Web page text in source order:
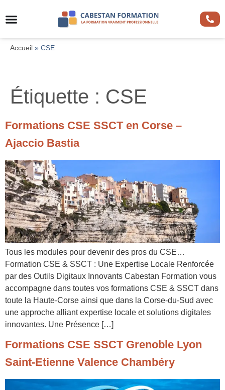
Accueil » CSE
Étiquette : CSE
Formations CSE SSCT en Corse –
Ajaccio Bastia
Tous les modules pour devenir des pros du CSE…
Formation CSE & SSCT : Une Expertise Locale Renforcée
par des Outils Digitaux Innovants Cabestan Formation vous
accompagne dans toutes vos formations CSE & SSCT dans
toute la Haute-Corse ainsi que dans la Corse-du-Sud avec
une approche alliant expertise locale et solutions digitales
innovantes. Une Présence […]
Formations CSE SSCT Grenoble Lyon
Saint-Etienne Valence Chambéry